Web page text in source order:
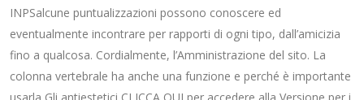
INPSalcune puntualizzazioni possono conoscere ed
eventualmente incontrare per rapporti di ogni tipo, dall’amicizia
fino a qualcosa. Cordialmente, l’Amministrazione del sito. La
colonna vertebrale ha anche una funzione e perché è importante